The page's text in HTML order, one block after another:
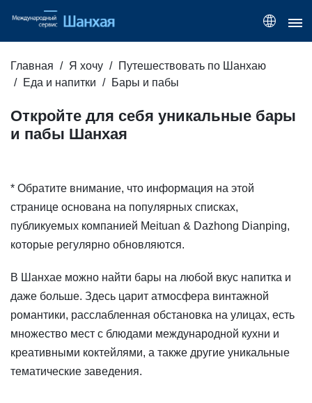
Главная Я хочу
Путешествовать по Шанхаю
Еда и напитки
Бары и пабы
Откройте для себя уникальные бары
и пабы Шанхая
* Обратите внимание, что информация на этой
странице основана на популярных списках,
публикуемых компанией Meituan & Dazhong Dianping,
которые регулярно обновляются.
В Шанхае можно найти бары на любой вкус напитка и
даже больше. Здесь царит атмосфера винтажной
романтики, расслабленная обстановка на улицах, есть
множество мест с блюдами международной кухни и
креативными коктейлями, а также другие уникальные
тематические заведения.